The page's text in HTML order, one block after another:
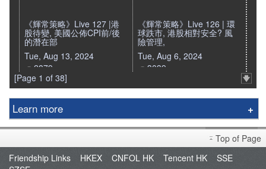
《輝常策略》Live 127 |港
股待變, 美國公佈CPI前/後
的潛在部
Tue, Aug 13, 2024
2879
《輝常策略》Live 126 | 環
球跌市, 港股相對安全? 風
險管理,
Tue, Aug 6, 2024
3039
[Page 1 of 38]
Learn more
Phillip Securities Group
Branches
Join Us
Top of Page
Friendship Links
HKEX CNFOL HK Tencent HK
SSE